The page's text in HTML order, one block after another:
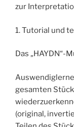
zur
1. Tutorial und
Das „HAYDN“-
gesamten
(original,